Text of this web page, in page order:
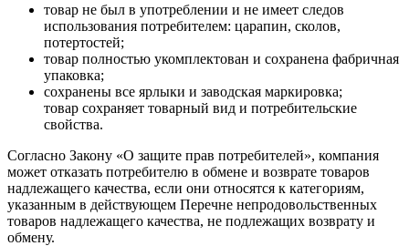
товар не был в употреблении и не имеет следов
использования потребителем: царапин, сколов,
потертостей;
товар полностью укомплектован и сохранена фабричная
упаковка;
сохранены все ярлыки и заводская маркировка;
товар сохраняет товарный вид и потребительские
свойства.
Согласно Закону «О защите прав потребителей», компания
может отказать потребителю в обмене и возврате товаров
надлежащего качества, если они относятся к категориям,
указанным в действующем Перечне непродовольственных
товаров надлежащего качества, не подлежащих возврату и
обмену.